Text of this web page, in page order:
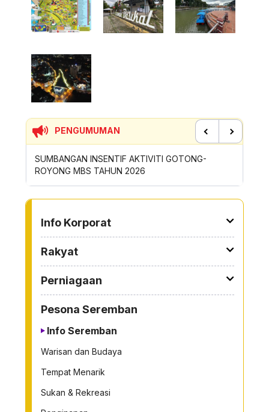
PENGUMUMAN
SUMBANGAN INSENTIF AKTIVITI GOTONG-
ROYONG MBS TAHUN 2026
Info Korporat
Rakyat
Perniagaan
Pesona Seremban
Info Seremban
Warisan dan Budaya
Tempat Menarik
Sukan & Rekreasi